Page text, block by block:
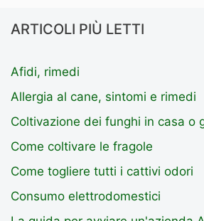
ARTICOLI PIÙ LETTI
Afidi, rimedi
Allergia al cane, sintomi e rimedi
Coltivazione dei funghi in casa o
Come coltivare le fragole
Come togliere tutti i cattivi odori
Consumo elettrodomestici